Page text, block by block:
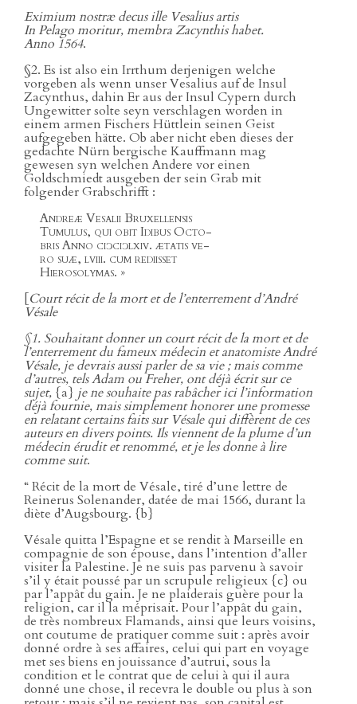
Eximium nostræ decus ille Vesalius artis
In Pelago moritur, membra Zacynthis habet.
Anno 1564.
§2. Es ist also ein Irrthum derjenigen welche
vorgeben als wenn unser Vesalius auf de Insul
Zacynthus, dahin Er aus der Insul Cypern durch
Ungewitter solte seyn verschlagen worden in
einem armen Fischers Hüttlein seinen Geist
aufgegeben hätte. Ob aber nicht eben dieses der
gedachte Nürn bergische Kauffmann mag
gewesen syn welchen Andere vor einen
Goldschmiedt ausgeben der sein Grab mit
folgender Grabschrifft :
Andreæ Vesalii Bruxellensis
Tumulus, qui obit Idibus Octo-
bris Anno ciɔciɔlxiv. ætatis ve-
ro suæ, lviii. cum rediisset
Hierosolymas. »
[Court récit de la mort et de l’enterrement d’André
Vésale
§1. Souhaitant donner un court récit de la mort et de
l’enterrement du fameux médecin et anatomiste André
Vésale, je devrais aussi parler de sa vie ; mais comme
d’autres, tels Adam ou Freher, ont déjà écrit sur ce
sujet, {a} je ne souhaite pas rabâcher ici l’information
déjà fournie, mais simplement honorer une promesse
en relatant certains faits sur Vésale qui diffèrent de ces
auteurs en divers points. Ils viennent de la plume d’un
médecin érudit et renommé, et je les donne à lire
comme suit.
“ Récit de la mort de Vésale, tiré d’une lettre de
Reinerus Solenander, datée de mai 1566, durant la
diète d’Augsbourg. {b}
Vésale quitta l’Espagne et se rendit à Marseille en
compagnie de son épouse, dans l’intention d’aller
visiter la Palestine. Je ne suis pas parvenu à savoir
s’il y était poussé par un scrupule religieux {c} ou
par l’appât du gain. Je ne plaiderais guère pour la
religion, car il la méprisait. Pour l’appât du gain,
de très nombreux Flamands, ainsi que leurs voisins,
ont coutume de pratiquer comme suit : après avoir
donné ordre à ses affaires, celui qui part en voyage
met ses biens en jouissance d’autrui, sous la
condition et le contrat que de celui à qui il aura
donné une chose, il recevra le double ou plus à son